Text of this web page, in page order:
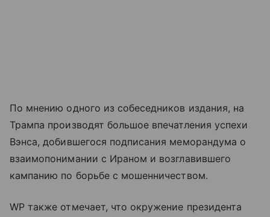
По мнению одного из собеседников издания, на
Трампа производят большое впечатления успехи
Вэнса, добившегося подписания меморандума о
взаимопонимании с Ираном и возглавившего
кампанию по борьбе с мошенничеством.
WP также отмечает, что окружение президента